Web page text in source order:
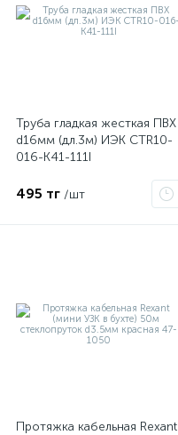
Труба гладкая жесткая ПВХ
d16мм (дл.3м) ИЭК CTR10-
016-K41-111I
495 тг /шт
Протяжка кабельная Rexant